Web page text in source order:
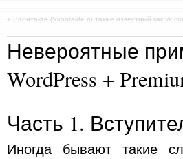
« ВКонтакте (Vkontakte.ru также известный как
Невероятные
WordPress +
Часть 1.
Иногда бывают такие